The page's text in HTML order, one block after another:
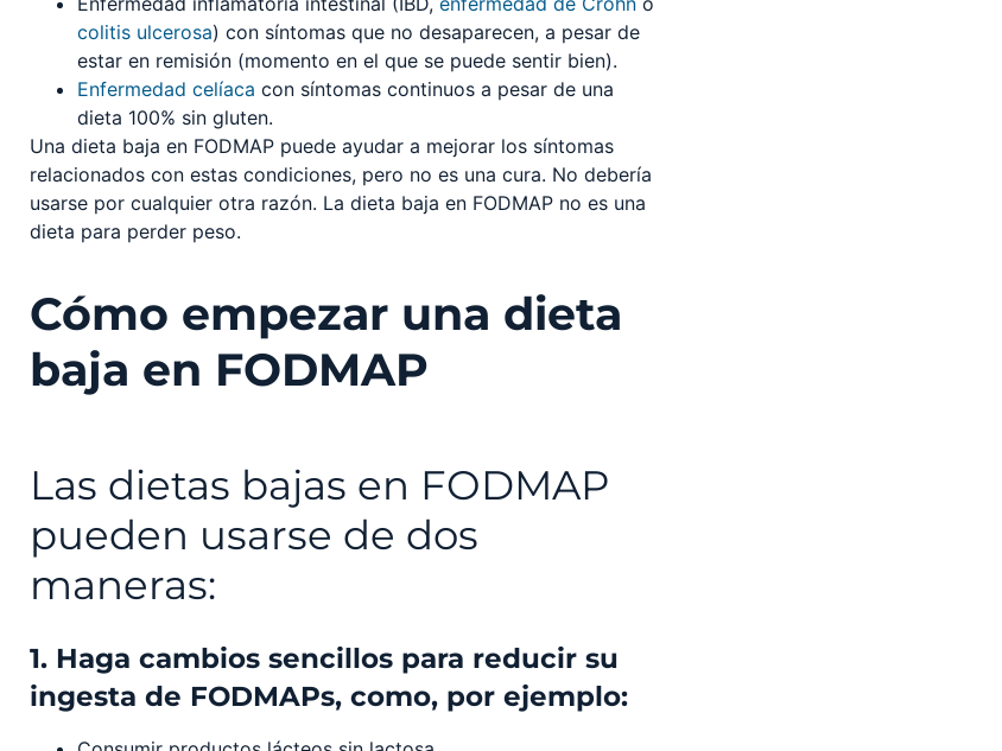
colitis ulcerosa) con síntomas que no desaparecen, a pesar de
estar en remisión (momento en el que se puede sentir bien).
Enfermedad celíaca con síntomas continuos a pesar de una
dieta 100% sin gluten.
Una dieta baja en FODMAP puede ayudar a mejorar los síntomas
relacionados con estas condiciones, pero no es una cura. No debería
usarse por cualquier otra razón. La dieta baja en FODMAP no es una
dieta para perder peso.
Cómo empezar una dieta
baja en FODMAP
Las dietas bajas en FODMAP
pueden usarse de dos
maneras:
1. Haga cambios sencillos para reducir su
ingesta de FODMAPs, como, por ejemplo: